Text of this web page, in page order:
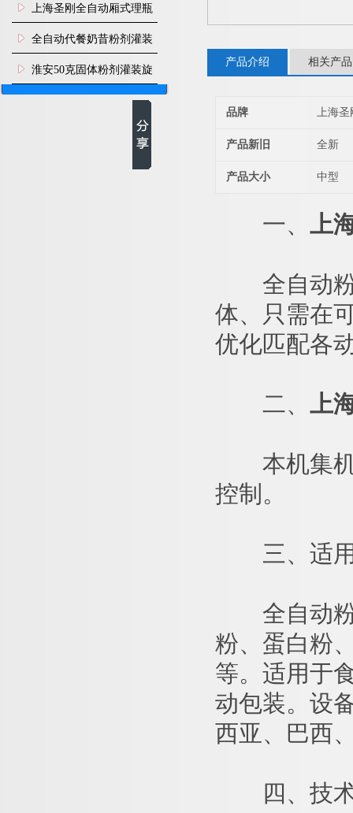
上海圣刚全自动厢式理瓶
机
全自动代餐奶昔粉剂灌装
生产线
淮安50克固体粉剂灌装旋
盖机
产品介绍 相关产品
品牌 上海圣
产品新旧 全新
产品大小 中型
一、 上
全自动粉
体、只需在
优化匹配各
二、 上
本机集机
控制。
三、适用
全自动粉
粉、蛋白粉
等。适用于
动包装。设
西亚、巴西
四、技术